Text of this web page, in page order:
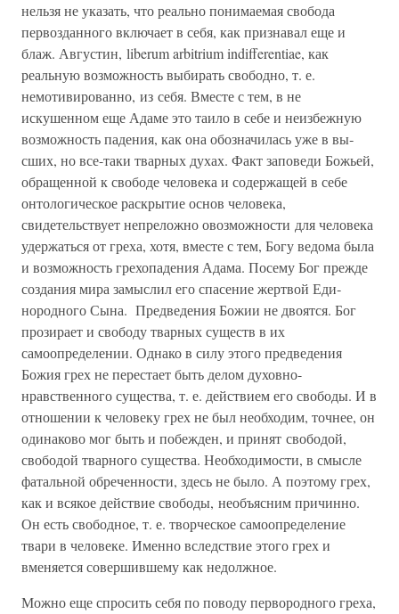
нельзя не указать, что реально понимаемая свобода
первозданного включа­ет в себя, как признавал еще и
блаж. Августин, liberum arbitrium indifferentiae, как
реальную воз­можность выбирать свободно, т. е.
немотивированно, из себя. Вместе с тем, в не
искушенном еще Адаме это таило в себе и не­избежную
возможность падения, как она обозначилась уже в вы­
сших, но все-таки тварных духах. Факт заповеди Божьей,
обращенной к свободе человека и содержащей в себе
онтологи­ческое раскрытие основ человека,
свидетельствует непреложно овозможности для человека
удержаться от греха, хотя, вместе с тем, Богу ведома была
и возможность грехопадения Адама. Посему Бог прежде
создания мира замыслил его спасение жертвой Еди­
нородного Сына. Предведения Божии не двоятся. Бог
прозирает и свободу тварных существ в их
самоопределении. Однако в силу этого предведения
Божия грех не перестает быть делом духовно-
нравственного существа, т. е. действием его свободы. И в
отно­шении к человеку грех не был необходим, точнее, он
одинаково мог быть и побежден, и принят свободой,
свободой тварного су­щества. Необходимости, в смысле
фатальной обреченности, здесь не было. А поэтому грех,
как и всякое действие свободы, необъ­ясним причинно.
Он есть свободное, т. е. творческое самоопре­деление
твари в человеке. Именно вследствие этого грех и
вменяется совершившему как недолжное.
Можно еще спросить себя по поводу первородного греха,